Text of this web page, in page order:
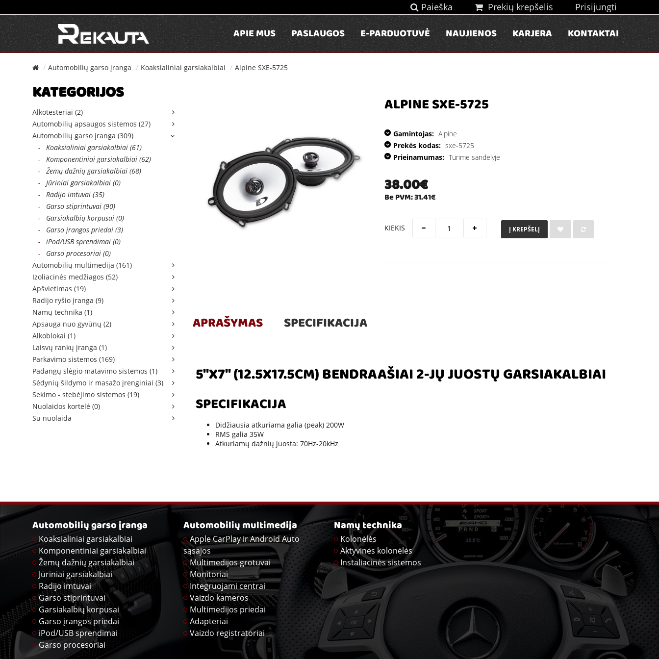
Paieška Prekių krepšelis Prisijungti
APIE MUS PASLAUGOS E-PARDUOTUVĖ NAUJIENOS KARJERA KONTAKTAI
Automobilių garso įranga Koaksialiniai garsiakalbiai Alpine SXE-5725
KATEGORIJOS
Alkotesteriai (2)
Automobilių apsaugos sistemos (27)
Automobilių garso įranga (309)
- Koaksialiniai garsiakalbiai (61)
- Komponentiniai garsiakalbiai (62)
- Žemų dažnių garsiakalbiai (68)
- Jūriniai garsiakalbiai (0)
- Radijo imtuvai (35)
- Garso stiprintuvai (90)
- Garsiakalbių korpusai (0)
- Garso įrangos priedai (3)
- iPod/USB sprendimai (0)
- Garso procesoriai (0)
Automobilių multimedija (161)
Izoliacinės medžiagos (52)
Apšvietimas (19)
Radijo ryšio įranga (9)
Namų technika (1)
Apsauga nuo gyvūnų (2)
Alkoblokai (1)
Laisvų rankų įranga (1)
Parkavimo sistemos (169)
Padangų slėgio matavimo sistemos (1)
Sėdynių šildymo ir masažo įrenginiai (3)
Sekimo - stebėjimo sistemos (19)
Nuolaidos kortelė (0)
Su nuolaida
ALPINE SXE-5725
Gamintojas: Alpine
Prekės kodas: sxe-5725
Prieinamumas: Turime sandelyje
38.00€
Be PVM: 31.41€
KIEKIS Į KREPŠELĮ
APRAŠYMAS SPECIFIKACIJA
5"X7" (12.5X17.5CM) BENDRAAŠIAI 2-JŲ JUOSTŲ GARSIAKALBIAI
SPECIFIKACIJA
Didžiausia atkuriama galia (peak) 200W
RMS galia 35W
Atkuriamų dažnių juosta: 70Hz-20kHz
Automobilių garso įranga
Koaksialiniai garsiakalbiai
Komponentiniai garsiakalbiai
Žemų dažnių garsiakalbiai
Jūriniai garsiakalbiai
Radijo imtuvai
Garso stiprintuvai
Garsiakalbių korpusai
Garso įrangos priedai
iPod/USB sprendimai
Garso procesoriai
Automobilių multimedija
Apple CarPlay ir Android Auto
sąsajos
Multimedijos grotuvai
Monitoriai
Integruojami centrai
Vaizdo kameros
Multimedijos priedai
Adapteriai
Vaizdo registratoriai
Namų technika
Kolonėlės
Aktyvinės kolonėlės
Instaliacinės sistemos